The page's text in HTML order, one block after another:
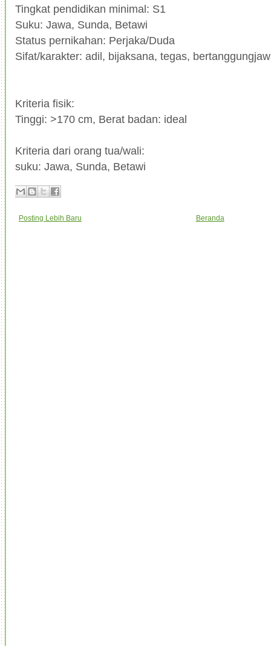
Tingkat pendidikan minimal: S1
Suku: Jawa, Sunda, Betawi
Status pernikahan: Perjaka/Duda
Sifat/karakter: adil, bijaksana, tegas,
Kriteria fisik:
Tinggi: >170 cm, Berat badan: ideal
Kriteria dari orang tua/wali:
suku: Jawa, Sunda, Betawi
Posting Lebih Baru Beranda